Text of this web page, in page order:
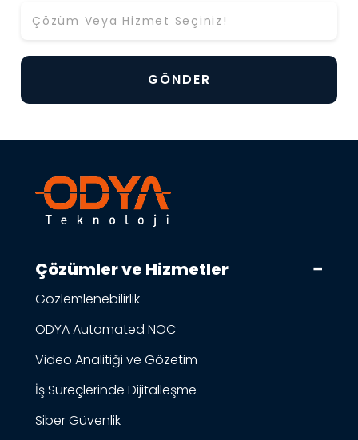
Çözümler ve Hizmetler
Gözlemlenebilirlik
ODYA Automated NOC
Video Analitiği ve Gözetim
İş Süreçlerinde Dijitalleşme
Siber Güvenlik